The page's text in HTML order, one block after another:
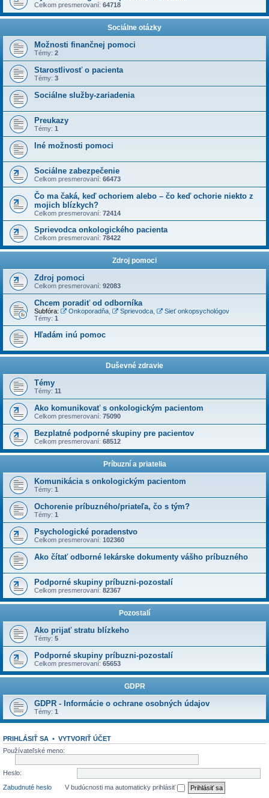
Celkom presmerovaní: 64718
Sociálne otázky
Možnosti finančnej pomoci
Témy: 2
Starostlivosť o pacienta
Témy: 3
Sociálne služby-zariadenia
Preukazy
Témy: 1
Iné možnosti pomoci
Sociálne zabezpečenie
Celkom presmerovaní: 66473
Čo ma čaká, keď ochoriem alebo – čo keď ochorie niekto z
mojich blízkych?
Celkom presmerovaní: 72414
Sprievodca onkologického pacienta
Celkom presmerovaní: 78422
Zdroj pomoci
Zdroj pomoci
Celkom presmerovaní: 92083
Chcem poradiť od odborníka
Subfóra: Onkoporadňa, Sprievodca,
Sieť onkopsychológov
Témy: 1
Hľadám inú pomoc
Duševné zdravie
Témy
Témy: 11
Ako komunikovať s onkologickým pacientom
Celkom presmerovaní: 75090
Bezplatné podporné skupiny pre pacientov
Celkom presmerovaní: 68512
Príbuzní a priatelia
Komunikácia s onkologickým pacientom
Témy: 1
Ochorenie príbuzného/priateľa, čo s tým?
Témy: 1
Psychologické poradenstvo
Celkom presmerovaní: 102360
Ako čítať odborné lekárske dokumenty vášho príbuzného
Podporné skupiny príbuzni-pozostalí
Celkom presmerovaní: 82367
Pozostalí
Ako prijať stratu blízkeho
Témy: 5
Podporné skupiny príbuzni-pozostalí
Celkom presmerovaní: 65653
GDPR
GDPR - Informácie o ochrane osobných údajov
Témy: 1
PRIHLÁSIŤ SA • VYTVORIŤ ÚČET
Používateľské meno:
Heslo:
Zabudnuté heslo
V budúcnosti ma automaticky prihlásiť